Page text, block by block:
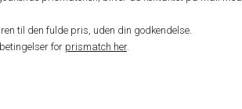
til den fulde pris, uden din godkendelse.
for prismatch her.